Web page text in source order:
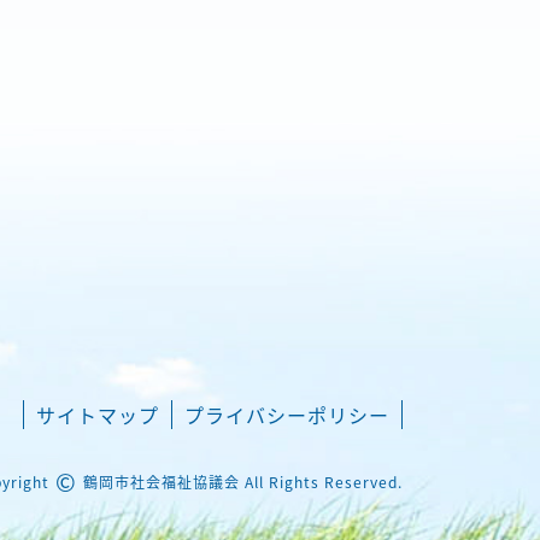
サイトマップ プライバシーポリシー
© 鶴岡市社会福祉協議会 All Rights Reserved.